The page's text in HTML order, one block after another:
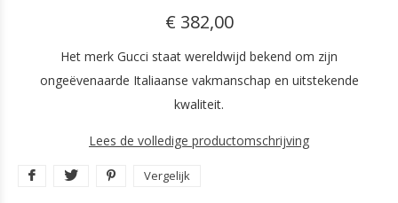
€ 382,00
Het merk Gucci staat wereldwijd bekend om zijn
ongeëvenaarde Italiaanse vakmanschap en uitstekende
kwaliteit.
Lees de volledige productomschrijving
Vergelijk